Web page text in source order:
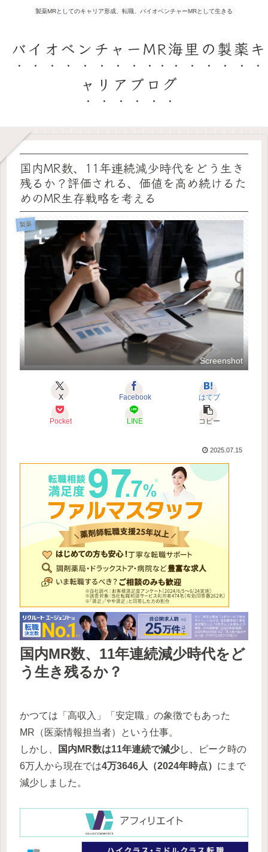
製薬MRとしてのキャリア形成、転職、バイオベンチャーMRとして生きる
バイオベンチャーMR海里の製薬キ
ャリアブログ
国内MR数、11年連続減少時代をどう生き
残るか？評価される、価値を高め続けるた
めのMR生存戦略を考える
製薬
Screenshot
X Facebook はてブ
Pocket LINE コピー
2025.07.15
国内MR数、11年連続減少時代をど
う生き残るか？
かつては「高収入」「安定職」の象徴でもあった
MR（医薬情報担当者）という仕事。
しかし、
国内MR数は11年連続で減少し、ピーク時の
6万人から現在では4万3646人（2024年時点） にまで
減少しました。